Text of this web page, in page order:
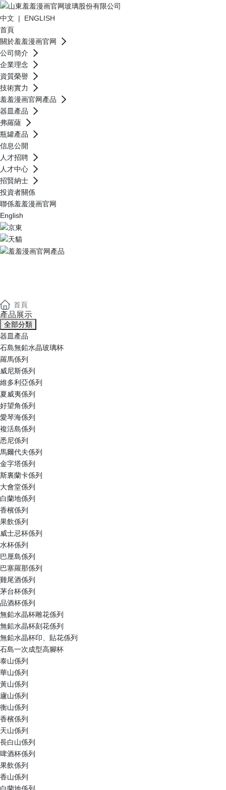
中文 | ENGLISH
首頁
關於羞羞漫画官网
公司簡介
企業理念
資質榮譽
技術實力
羞羞漫画官网產品
器皿產品
弗羅薩
瓶罐產品
信息公開
人才招聘
人才中心
招賢納士
投資者關係
聯係羞羞漫画官网
English
首頁
產品展示
全部分類
器皿產品
石島無鉛水晶玻璃杯
羅馬係列
威尼斯係列
維多利亞係列
夏威夷係列
好望角係列
愛琴海係列
複活島係列
悉尼係列
馬爾代夫係列
金字塔係列
斯裏蘭卡係列
大會堂係列
白蘭地係列
香檳係列
果飲係列
威士忌杯係列
水杯係列
巴厘島係列
巴塞羅那係列
雞尾酒係列
茅台杯係列
品酒杯係列
無鉛水晶杯雕花係列
無鉛水晶杯刻花係列
無鉛水晶杯印、貼花係列
石島一次成型高腳杯
泰山係列
華山係列
黃山係列
廬山係列
衡山係列
香檳係列
天山係列
長白山係列
啤酒杯係列
果飲係列
香山係列